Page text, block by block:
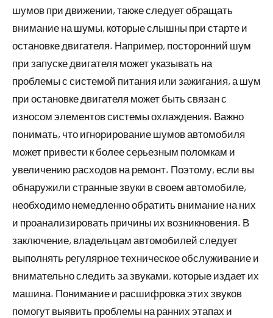
шумов при движении, также следует обращать
внимание на шумы, которые слышны при старте и
остановке двигателя. Например, посторонний шум
при запуске двигателя может указывать на
проблемы с системой питания или зажигания, а шум
при остановке двигателя может быть связан с
износом элементов системы охлаждения. Важно
понимать, что игнорирование шумов автомобиля
может привести к более серьезным поломкам и
увеличению расходов на ремонт. Поэтому, если вы
обнаружили странные звуки в своем автомобиле,
необходимо немедленно обратить внимание на них
и проанализировать причины их возникновения. В
заключение, владельцам автомобилей следует
выполнять регулярное техническое обслуживание и
внимательно следить за звуками, которые издает их
машина. Понимание и расшифровка этих звуков
помогут выявить проблемы на ранних этапах и